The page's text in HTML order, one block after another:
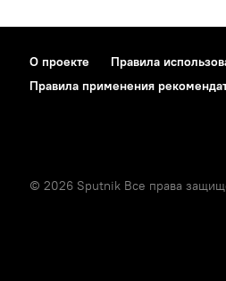
О проекте Правила
Правила применения
© 2026 Sputnik Все права